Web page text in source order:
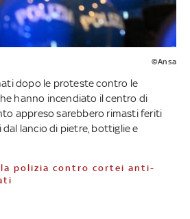
©Ansa
dopo le proteste contro le
hanno incendiato il centro di
appreso sarebbero rimasti feriti
lancio di pietre, bottiglie e